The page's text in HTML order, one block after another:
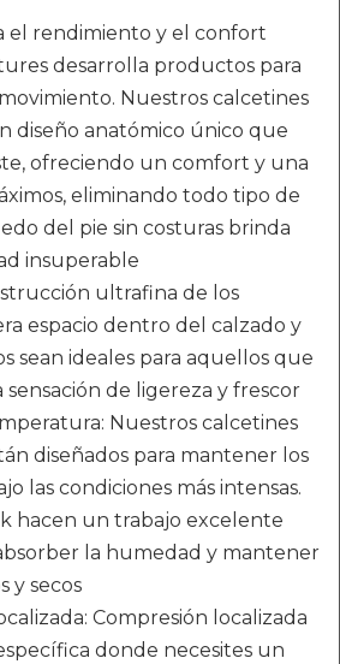
el rendimiento y el confort
desarrolla productos para
Nuestros calcetines
diseño anatómico único que
ofreciendo un comfort y una
eliminando todo tipo de
del pie sin costuras brinda
insuperable
ultrafina de los
espacio dentro del calzado y
sean ideales para aquellos que
de ligereza y frescor
Nuestros calcetines
diseñados para mantener los
las condiciones más intensas.
hacen un trabajo excelente
la humedad y mantener
y secos
Compresión localizada
donde necesites un